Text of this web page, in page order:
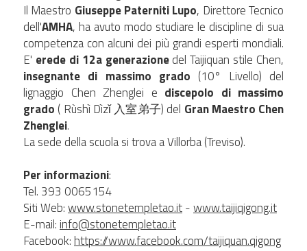
Il Maestro Giuseppe Paterniti Lupo, Direttore Tecnico
dell'AMHA, ha avuto modo studiare le discipline di sua
competenza con alcuni dei più grandi esperti mondiali.
E' erede di 12a generazione del Taijiquan stile Chen,
insegnante di massimo grado (10° Livello) del
lignaggio Chen Zhenglei e discepolo di massimo
grado ( Rùshì Dìzǐ 入室弟子) del Gran Maestro Chen
Zhenglei.
La sede della scuola si trova a Villorba (Treviso).
Per informazioni:
Tel. 393 0065154
Siti Web: www.stonetempletao.it - www.taijiqigong.it
E-mail: info@stonetempletao.it
Facebook: https://www.facebook.com/taijiquan.qigong